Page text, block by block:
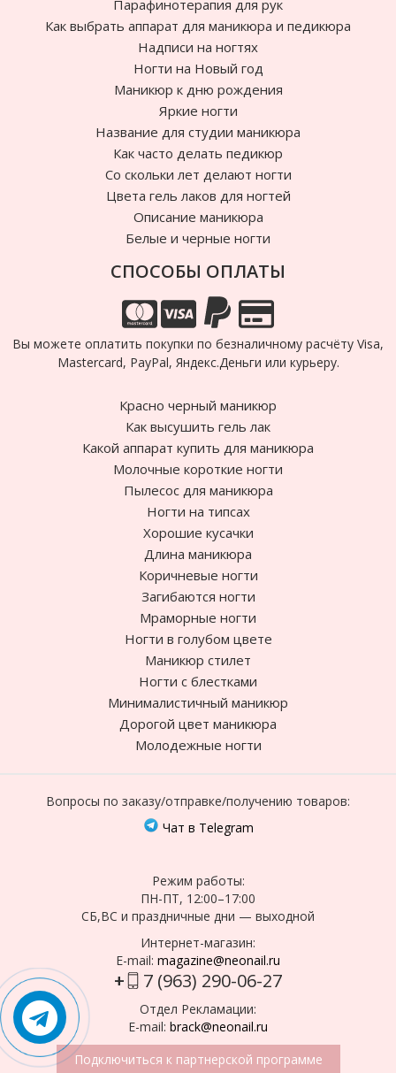
Парафинотерапия для рук
Как выбрать аппарат для маникюра и педикюра
Надписи на ногтях
Ногти на Новый год
Маникюр к дню рождения
Яркие ногти
Название для студии маникюра
Как часто делать педикюр
Cо скольки лет делают ногти
Цвета гель лаков для ногтей
Описание маникюра
Белые и черные ногти
СПОСОБЫ ОПЛАТЫ
Вы можете оплатить покупки по безналичному расчёту Visa,
Mastercard, PayPal, Яндекс.Деньги или курьеру.
Красно черный маникюр
Как высушить гель лак
Какой аппарат купить для маникюра
Молочные короткие ногти
Пылесос для маникюра
Ногти на типсах
Хорошие кусачки
Длина маникюра
Коричневые ногти
Загибаются ногти
Мраморные ногти
Ногти в голубом цвете
Маникюр стилет
Ногти с блестками
Минималистичный маникюр
Дорогой цвет маникюра
Молодежные ногти
Вопросы по заказу/отправке/получению товаров:
Чат в Telegram
Режим работы:
ПН-ПТ, 12:00–17:00
СБ,ВС и праздничные дни — выходной
Интернет-магазин:
E-mail: magazine@neonail.ru
+ 7 (963) 290-06-27
Отдел Рекламации:
E-mail: brack@neonail.ru
Подключиться к партнерской программе